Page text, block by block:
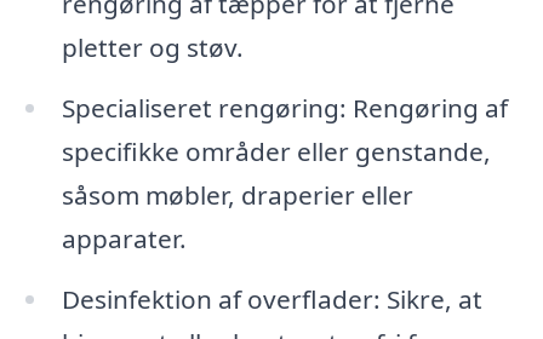
pletter og støv.
Specialiseret rengøring: Rengøring af
specifikke områder eller genstande,
såsom møbler, draperier eller
apparater.
Desinfektion af overflader: Sikre, at